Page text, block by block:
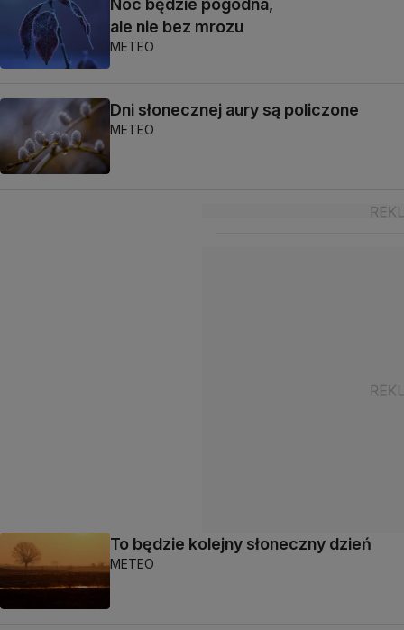
Noc będzie pogodna,
ale nie bez mrozu
METEO
Dni słonecznej aury są policzone
METEO
To będzie kolejny słoneczny dzień
METEO